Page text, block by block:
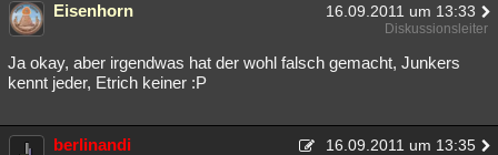
Eisenhorn 16.09.2011 um 13:33
Diskussionsleiter
Ja okay, aber irgendwas hat der wohl falsch gemacht, Junkers
kennt jeder, Etrich keiner :P
berlinandi 16.09.2011 um 13:35